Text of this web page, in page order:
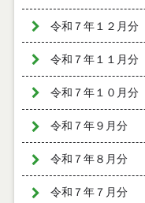
令和７年１２月分
令和７年１１月分
令和７年１０月分
令和７年９月分
令和７年８月分
令和７年７月分